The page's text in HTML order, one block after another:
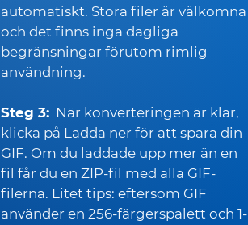
automatiskt. Stora filer är välkomna
och det finns inga dagliga
begränsningar förutom rimlig
användning.
Steg 3: När konverteringen är klar,
klicka på Ladda ner för att spara din
GIF. Om du laddade upp mer än en
fil får du en ZIP-fil med alla GIF-
filerna. Litet tips: eftersom GIF
använder en 256-färgerspalett och 1-